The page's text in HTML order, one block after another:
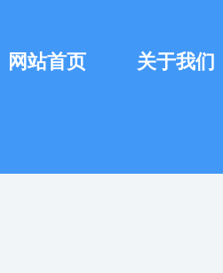
网站首页 关于我们